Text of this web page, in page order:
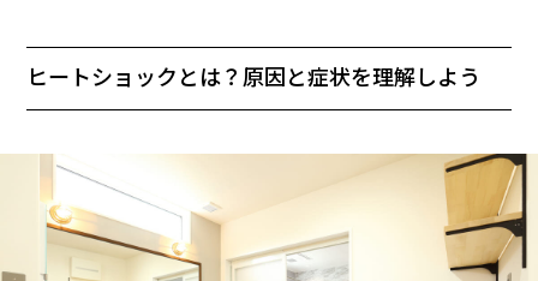
ヒートショックとは？原因と症状を理解しよう